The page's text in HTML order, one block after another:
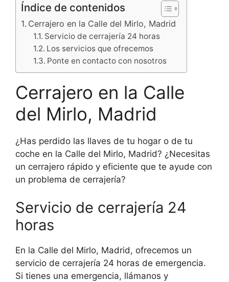
Índice de contenidos
Cerrajero en la Calle del Mirlo, Madrid
Servicio de cerrajería 24 horas
Los servicios que ofrecemos
Ponte en contacto con nosotros
Cerrajero en la Calle
del Mirlo, Madrid
¿Has perdido las llaves de tu hogar o de tu
coche en la Calle del Mirlo, Madrid? ¿Necesitas
un cerrajero rápido y eficiente que te ayude con
un problema de cerrajería?
Servicio de cerrajería 24
horas
En la Calle del Mirlo, Madrid, ofrecemos un
servicio de cerrajería 24 horas de emergencia.
Si tienes una emergencia, llámanos y